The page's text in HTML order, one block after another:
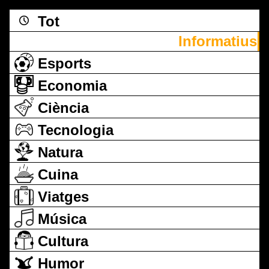
Tot
Informatius
Esports
Economia
Ciència
Tecnologia
Natura
Cuina
Viatges
Música
Cultura
Humor